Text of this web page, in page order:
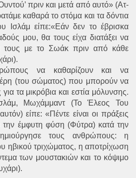
πριν και μετά από αυτό» (Ατ-
καθαρά το στόμα και τα δόντια
Ισλάμ είπε:«Εάν δεν το έβρισκα
μου, θα τους είχα διατάξει να
τους με το Σωάκ πριν από κάθε
να καθαρίζουν και να
μέρη (του σώματος) που μπορούν να
τα μικρόβια και εστία μόλυνσης.
Μωχάμμαντ (Το Έλεος Του
είπε: «Πέντε είναι οι πράξεις
έμφυτη φύση (Φύτρα) κατά την
τους ανθρώπους: η
ηβικού τριχώματος, η αποτρίχωση
των μουστακιών και το κόψιμο